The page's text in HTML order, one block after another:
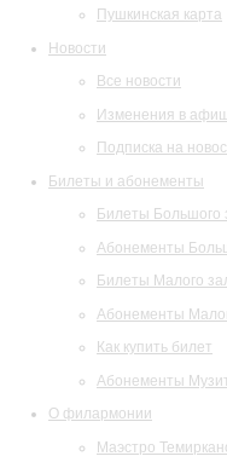
Пушкинская карта
Новости
Все новости
Изменения в
Подписка на
Билеты и абонементы
Билеты Большого
Абонементы
Билеты Малого
Абонементы
Как купить билет
Абонементы
О филармонии
Маэстро